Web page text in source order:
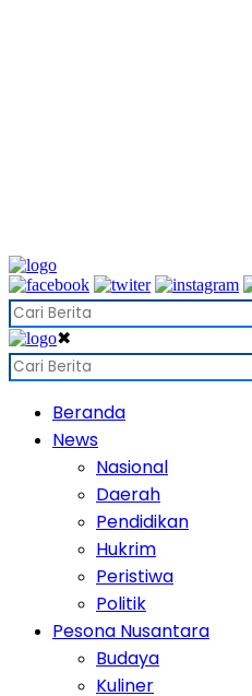
✖
Beranda
News
Nasional
Daerah
Pendidikan
Hukrim
Peristiwa
Politik
Pesona Nusantara
Budaya
Kuliner